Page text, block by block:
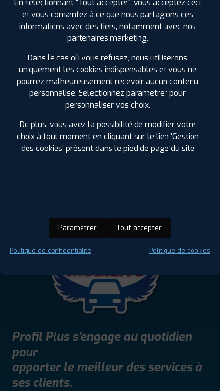
D'INFOS SUR MYPROFIL+
La carte de fidélité MyPROFIL+ estentièrement
GRATUITE !
Chaque achat la crédite de 2.5% du montant
Vous pouvez utiliser les Euros cumuléssur les pneus,
l'entretien auto(vidange, freinage, suspension, géométrie,
climatisation et échappement) ou dans nos boutiques
d'accessoires. Pas de besoin dans l'immédiat, faites en
Profil Plus s'engage au quotidien
pour
apporter le meilleur des services à
ses clients.
En sélectionnant "Tout accepter", vous acceptez ceci
et vous consentez à ce que nous partagions ces
informations avec des tiers, notamment avec nos
partenaires marketing.
Dans le cas où vous refusez, nous utiliserons
uniquement les cookies indispensables et vous ne
pourrez malheureusement recevoir aucun contenu
personnalisé. Sélectionnez paramétrer pour
personnaliser vos choix.
De plus, vous avez la possibilité de modifier votre
choix à tout moment en cliquant sur le lien 'Gestion
des cookies' présent dans le pied de page du site
Paramétrer Tout accepter
Politique de confidentialité Politique de cookies